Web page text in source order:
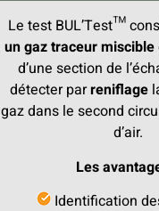
Le test BUL’Test™
un gaz traceur miscible
d’une section de
détecter parreniflage
gaz dans le second
d’air.
Les
Identification